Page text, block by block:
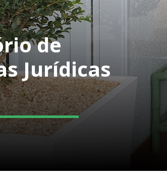
de
Jurídicas